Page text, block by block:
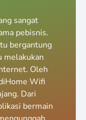
sangat
pebisnis.
bergantung
melakukan
Oleh
Wifi
Dari
bermain